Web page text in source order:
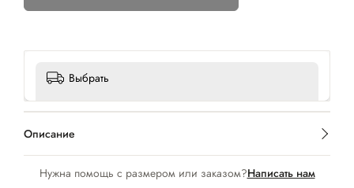
Выбрать
Нужна помощь с размером или заказом?Написать нам
Описание